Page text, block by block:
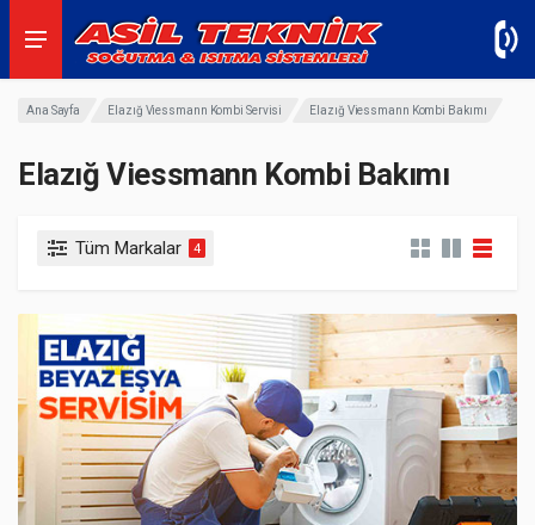
Ana Sayfa Elazığ Viessmann Kombi Servisi Elazığ Viessmann Kombi Bakımı
Elazığ Viessmann Kombi Bakımı
Tüm Markalar 4